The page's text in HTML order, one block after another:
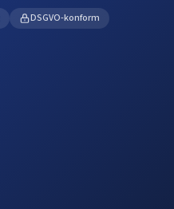
DSGVO-konform